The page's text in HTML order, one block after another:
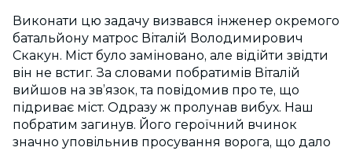
Виконати цю задачу визвався інженер окремого
батальйону матрос Віталій Володимирович
Скакун. Міст було заміновано, але відійти звідти
він не встиг. За словами побратимів Віталій
вийшов на зв’язок, та повідомив про те, що
підриває міст. Одразу ж пролунав вибух. Наш
побратим загинув. Його героїчний вчинок
значно уповільнив просування ворога, що дало